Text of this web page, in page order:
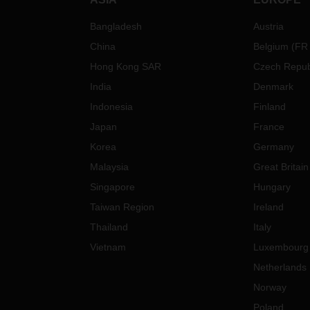
Hygienemaßnahmen (z.B.
Office) installiert, um ein
Arbeitsumfeld zu gewährleisten
Ausbreitung des Virus zu
DACHSER versucht, die
jedoch können die
zusammen mit den offiziellen
einigen Verzögerungen im
Bei Fragen und/oder
wenden Sie sich bitte an Ihre
Ansprechpartner bei
Bangladesh
China
Hong Kong SAR
India
Indonesia
Japan
Korea
Malaysia
Singapore
Taiwan Region
Thailand
Vietnam
Austria
Belgium (FR
Czech
Denmark
Finland
France
Germany
Great Britain
Hungary
Ireland
Italy
Luxembourg
Netherlands
Norway
Poland